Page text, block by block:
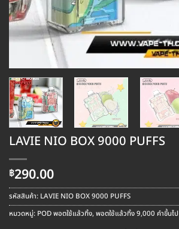
LAVIE NIO BOX 9000 PUFFS
฿290.00
รหัสสินค้า: LAVIE NIO BOX 9000 PUFFS
หมวดหมู่: POD พอตใช้แล้วทิ้ง, พอตใช้แล้วทิ้ง 9,000 คำขึ้นไป